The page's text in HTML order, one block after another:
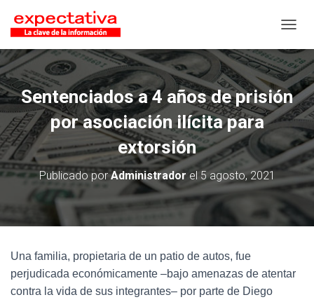
Sentenciados a 4 años de prisión
por asociación ilícita para
extorsión
Publicado porAdministradorel5 agosto, 2021
Una familia, propietaria de un patio de autos, fue
perjudicada económicamente –bajo amenazas de atentar
contra la vida de sus integrantes– por parte de Diego